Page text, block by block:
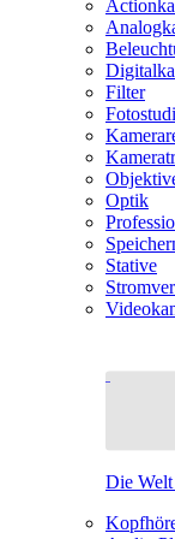
Filter
Optik
Stative
Die